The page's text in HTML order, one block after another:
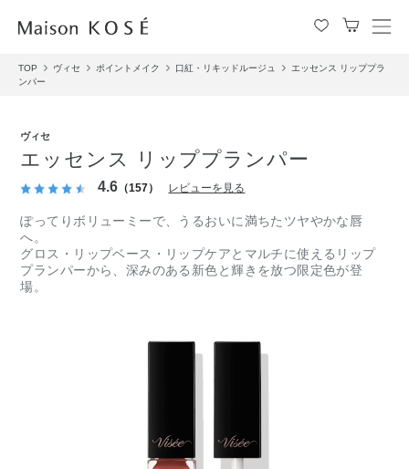
メ
ュ
TOP ヴィセ ポイントメイク 口紅・リキッドルージュ
エッセンス リッププラ
ンパー
ヴィセ
エッセンス リッププランパー
4.6 （157） レビューを見る
ぽってりボリューミーで、うるおいに満ちたツヤやかな唇
へ。
グロス・リップベース・リップケアとマルチに使えるリップ
プランパーから、深みのある新色と輝きを放つ限定色が登
場。